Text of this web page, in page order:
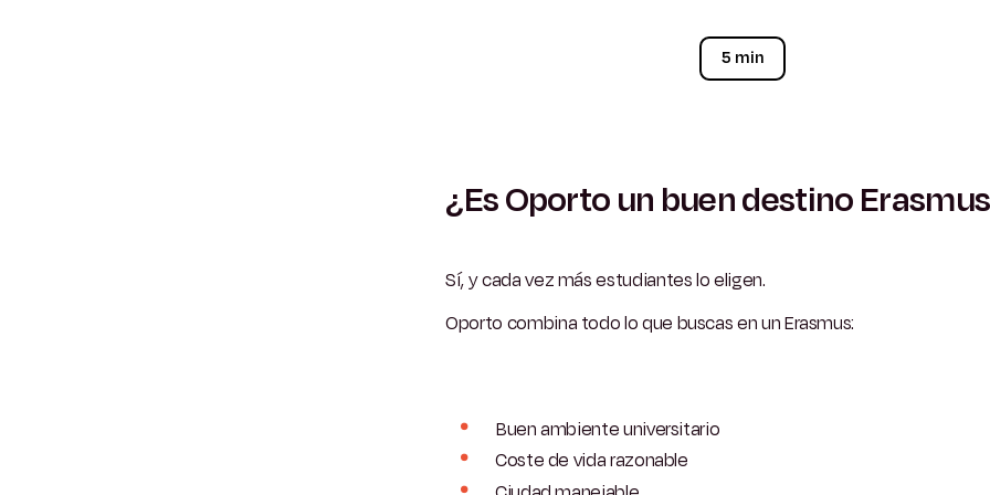
5 min
¿Es Oporto un buen destino
Sí, y cada vez más estudiantes lo eligen.
Oporto combina todo lo que buscas en un Erasmus:
Buen ambiente universitario
Coste de vida razonable